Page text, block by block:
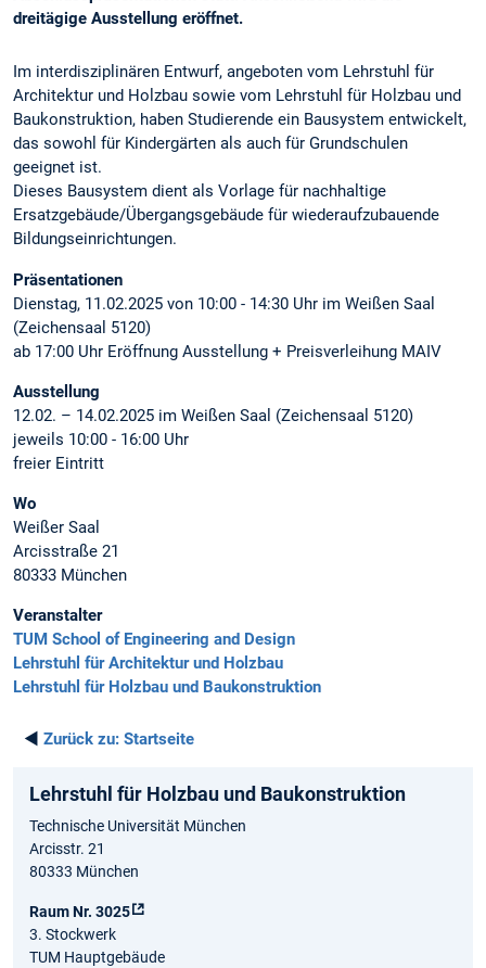
dreitägige Ausstellung eröffnet.
Im interdisziplinären Entwurf, angeboten vom Lehrstuhl für
Architektur und Holzbau sowie vom Lehrstuhl für Holzbau und
Baukonstruktion, haben Studierende ein Bausystem entwickelt,
das sowohl für Kindergärten als auch für Grundschulen
geeignet ist.
Dieses Bausystem dient als Vorlage für nachhaltige
Ersatzgebäude/Übergangsgebäude für wiederaufzubauende
Bildungseinrichtungen.
Präsentationen
Dienstag, 11.02.2025 von 10:00 - 14:30 Uhr im Weißen Saal
(Zeichensaal 5120)
ab 17:00 Uhr Eröffnung Ausstellung + Preisverleihung MAIV
Ausstellung
12.02. – 14.02.2025 im Weißen Saal (Zeichensaal 5120)
jeweils 10:00 - 16:00 Uhr
freier Eintritt
Wo
Weißer Saal
Arcisstraße 21
80333 München
Veranstalter
TUM School of Engineering and Design
Lehrstuhl für Architektur und Holzbau
Lehrstuhl für Holzbau und Baukonstruktion
◄ Zurück zu: Startseite
Lehrstuhl für Holzbau und Baukonstruktion
Technische Universität München
Arcisstr. 21
80333 München
Raum Nr. 3025
3. Stockwerk
TUM Hauptgebäude